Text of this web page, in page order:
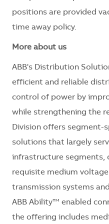
positions are provided
time away policy.
More about us
ABB's Distribution
efficient and reliable
control of power by
while strengthening the
Division offers segment-
solutions that largely
infrastructure segments,
requisite medium
transmission systems
ABB Ability™ enabled
the offering includes